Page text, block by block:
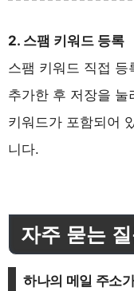
2. 스팸 키워드 등록
스팸 키워드 직접 등
추가한 후 저장을 눌
키워드가 포함되어
니다.
자주 묻는
하나의 메일 주소